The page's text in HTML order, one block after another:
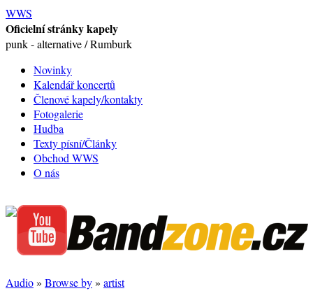
WWS
Oficielní stránky kapely
punk - alternative / Rumburk
Novinky
Kalendář koncertů
Členové kapely/kontakty
Fotogalerie
Hudba
Texty písní/Články
Obchod WWS
O nás
Audio» Browse by» artist